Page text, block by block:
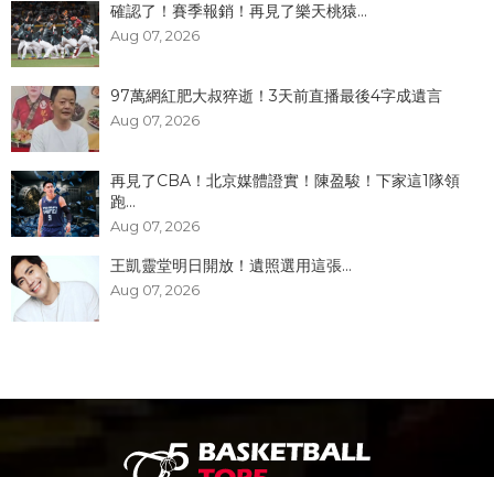
確認了！賽季報銷！再見了樂天桃猿...
Aug 07, 2026
97萬網紅肥大叔猝逝！3天前直播最後4字成遺言
Aug 07, 2026
再見了CBA！北京媒體證實！陳盈駿！下家這1隊領
跑...
Aug 07, 2026
王凱靈堂明日開放！遺照選用這張...
Aug 07, 2026